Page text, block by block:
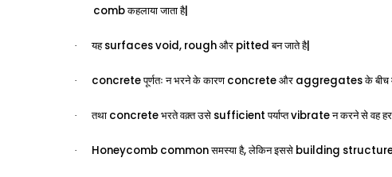
combकहलाया जाता है|
· यह surfacesvoid, rough और pitted बन जाते है|
· concreteपूर्णतः न भरने के कारण concrete और aggregatesके बीच
· तथा concrete भरते वक़्त उसे sufficient पर्याप्तvibrateन करने से वह
· Honeycomb commonसमस्या है,लेकिन इससे building